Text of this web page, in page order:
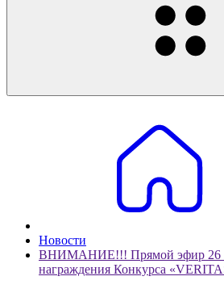
Новости
ВНИМАНИЕ!!! Прямой эфир 26
награждения Конкурса